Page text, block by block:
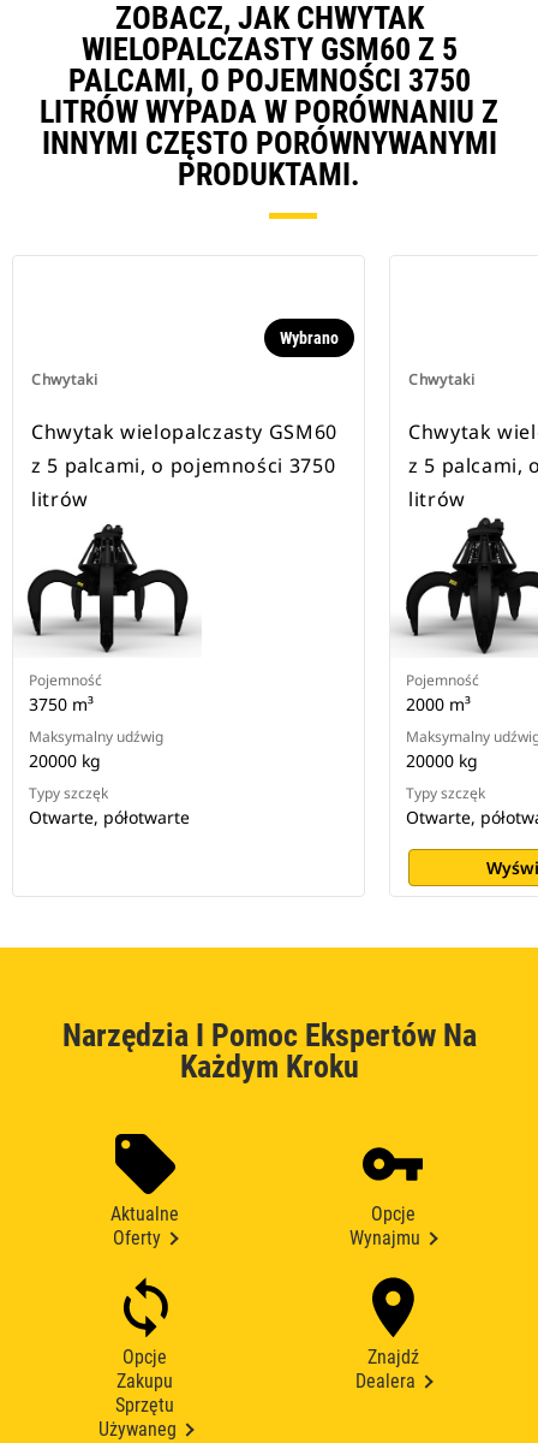
ZOBACZ, JAK CHWYTAK
WIELOPALCZASTY GSM60 Z 5
PALCAMI, O POJEMNOŚCI 3750
LITRÓW WYPADA W PORÓWNANIU Z
INNYMI CZĘSTO PORÓWNYWANYMI
PRODUKTAMI.
Chwytaki
Wybrano
Chwytak wielopalczasty GSM60
z 5 palcami, o pojemności 3750
litrów
Pojemność
3750 m³
Maksymalny udźwig
20000 kg
Typy szczęk
Otwarte, półotwarte
Chwytaki
Chwytak
z 5 palcami,
litrów
Pojemność
2000 m³
Maksymalny
20000 kg
Typy szczęk
Otwarte,
Narzędzia I Pomoc Ekspertów Na
Każdym Kroku
Aktualne
Oferty
Opcje
Wynajmu
Opcje
Zakupu
Sprzętu
Używaneg
Znajdź
Dealera